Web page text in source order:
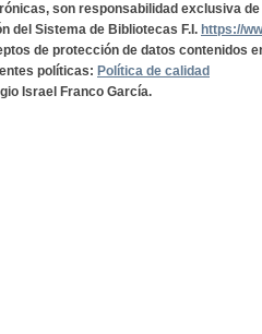
son responsabilidad exclusiva
del Sistema de Bibliotecas F.I. https://
de protección de datos contenidos
políticas: Política de calidad
Israel Franco García.